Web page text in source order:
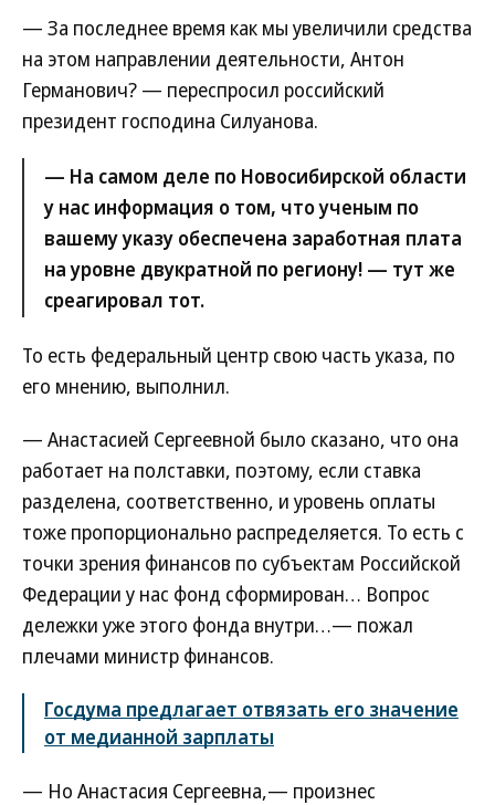
— За последнее время как мы увеличили средства
на этом направлении деятельности, Антон
Германович? — переспросил российский
президент господина Силуанова.
— На самом деле по Новосибирской области
у нас информация о том, что ученым по
вашему указу обеспечена заработная плата
на уровне двукратной по региону! — тут же
среагировал тот.
То есть федеральный центр свою часть указа, по
его мнению, выполнил.
— Анастасией Сергеевной было сказано, что она
работает на полставки, поэтому, если ставка
разделена, соответственно, и уровень оплаты
тоже пропорционально распределяется. То есть с
точки зрения финансов по субъектам Российской
Федерации у нас фонд сформирован… Вопрос
дележки уже этого фонда внутри…— пожал
плечами министр финансов.
Госдума предлагает отвязать его значение
от медианной зарплаты
— Но Анастасия Сергеевна,— произнес